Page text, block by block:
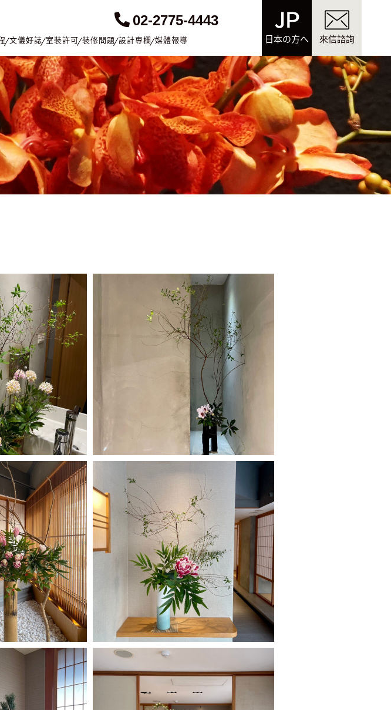
02-2775-4443
文儀好誌 室裝許可 裝修問題 設計專欄 媒體報導 日本の方へ 來信諮詢